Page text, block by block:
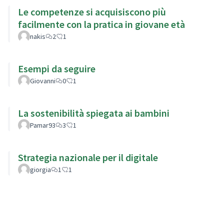
Le competenze si acquisiscono più
facilmente con la pratica in giovane età
nakis 2 1
Esempi da seguire
Giovanni 0 1
La sostenibilità spiegata ai bambini
Pamar93 3 1
Strategia nazionale per il digitale
giorgia 1 1